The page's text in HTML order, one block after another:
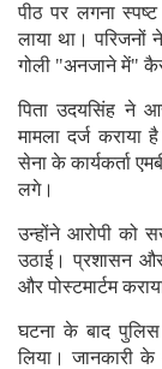
पीठ पर लगना
लाया था। परिजनों
गोली "अनजाने में"
पिता उदयसिंह ने
मामला दर्ज
सेना के कार्यकर्ता
लगे।
उन्होंने आरोपी को
उठाई। प्रशासन
और पोस्टमार्टम
घटना के बाद
लिया। जानकारी